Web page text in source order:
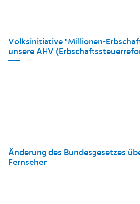
Volksinitiative "Millionen-
unsere AHV
Änderung des Bundesgesetzes
Fernsehen